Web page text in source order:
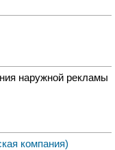
наружной рекламы
компания)